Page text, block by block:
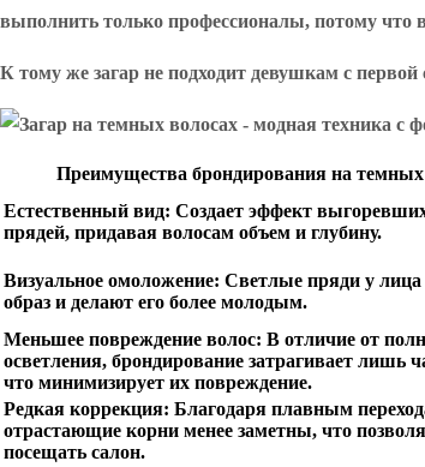
выполнить только профессионалы, потому что
К тому же загар не подходит девушкам с
Преимущества брондирования на темных
Естественный вид: Создает эффект
прядей, придавая волосам объем и глубину.
Визуальное омоложение: Светлые пряди у
образ и делают его более молодым.
Меньшее повреждение волос: В отличие от
осветления, брондирование затрагивает лишь
что минимизирует их повреждение.
Редкая коррекция: Благодаря плавным
отрастающие корни менее заметны, что
посещать салон.